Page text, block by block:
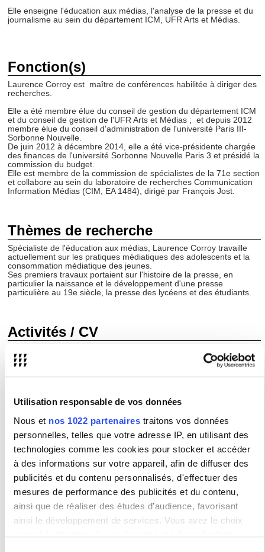
Utilisation responsable de vos données
Nous et nos 1022 partenaires traitons vos données
personnelles, telles que votre adresse IP, en utilisant des
technologies comme les cookies pour stocker et accéder
à des informations sur votre appareil, afin de diffuser des
publicités et du contenu personnalisés, d'effectuer des
mesures de performance des publicités et du contenu,
ainsi que de réaliser des études d’audience, favorisant
ainsi le développement de services. Vous avez le choix
quant à l'utilisation de vos données et à leurs finalités.
Elle enseigne l'éducation aux médias, l'analyse de la presse et du
journalisme au sein du département ICM, UFR Arts et Médias.
Fonction(s)
Laurence Corroy est maître de conférences habilitée à diriger des
recherches.
Elle a été membre élue du conseil de gestion du département ICM
et du conseil de gestion de l'UFR Arts et Médias ; et depuis 2012
membre élue du conseil d'administration de l'université Paris III-
Sorbonne Nouvelle.
De juin 2012 à décembre 2014, elle a été vice-présidente chargée
des finances de l'université Sorbonne Nouvelle Paris 3 et présidé la
commission du budget.
Elle est membre de la commission de spécialistes de la 71e section
et collabore au sein du laboratoire de recherches Communication
Information Médias (CIM, EA 1484), dirigé par François Jost.
Thèmes de recherche
Spécialiste de l'éducation aux médias, Laurence Corroy travaille
actuellement sur les pratiques médiatiques des adolescents et la
consommation médiatique des jeunes.
Ses premiers travaux portaient sur l'histoire de la presse, en
particulier la naissance et le développement d'une presse
particulière au 19e siècle, la presse des lycéens et des étudiants.
Activités / CV
Elle a publié :
Education et médias, la créativité à l'ère du
numérique, Londres, Iste éditions, 2016.
Laurence Corroy, Alain Kiyindou et Francis Barbey (dir.),
l’éducation par les médias à l’éducation aux médias
Laurence Corroy, Alain Kiyindou et Francis Barbey (dir.),
L’éducation aux médias à l’ère des réseaux , Paris, L’Harmattan,
2015.
Laurence Corroy (dir.),Les jeunes et les médias, les raisons du
succès, Paris, Vuibert, 2010.
Laurence Corroy & Emilie Roche, La presse en France depuis
1945
, Paris, Ellipses, 2010.
Laurence Corroy & Jacques Gonnet,Dictionnaire d'initiation à
, Paris, Vuibert, 2008, 1ère et 2ème éd.